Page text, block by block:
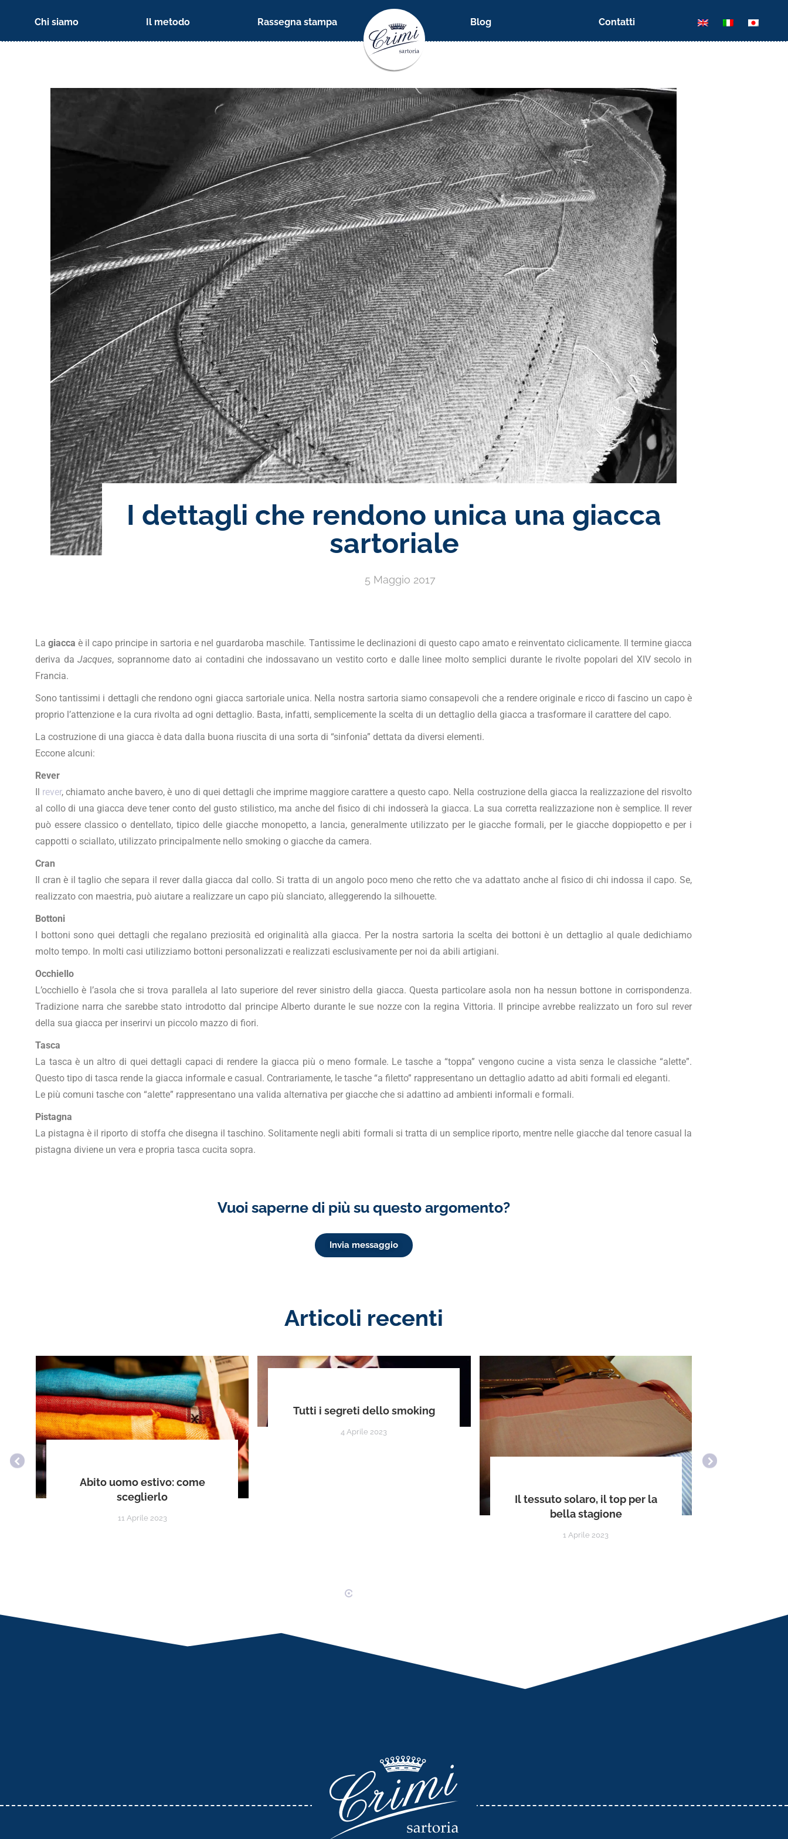
Chi siamo Il metodo Rassegna stampa Blog Contatti
I dettagli che rendono unica una giacca
sartoriale
5 Maggio 2017
Lagiacca è il capo principe in sartoria e nel guardaroba maschile. Tantissime le declinazioni di questo capo amato e reinventato ciclicamente.
Il termine giacca
deriva daJacques, soprannome dato ai contadini che indossavano un vestito corto e dalle linee molto semplici durante le rivolte popolari del XIV secolo in
Francia.
Sono tantissimi i dettagli che rendono ogni giacca sartoriale unica. Nella nostra sartoria siamo consapevoli che a rendere originale e ricco di fascino un capo è
proprio l’attenzione e la cura rivolta ad ogni dettaglio. Basta, infatti, semplicemente la scelta di un dettaglio della giacca a trasformare il carattere del capo.
La costruzione di una giacca è data dalla buona riuscita di una sorta di “sinfonia” dettata da diversi elementi.
Eccone alcuni:
Rever
rever, chiamato anche bavero, è uno di quei dettagli che imprime maggiore carattere a questo capo. Nella costruzione della giacca la realizzazione del risvolto
al collo di una giacca deve tener conto del gusto stilistico, ma anche del fisico di chi indosserà la giacca. La sua corretta realizzazione non è semplice. Il rever
può essere classico o dentellato, tipico delle giacche monopetto, a lancia, generalmente utilizzato per le giacche formali, per le giacche doppiopetto e per i
cappotti o sciallato, utilizzato principalmente nello smoking o giacche da camera.
Cran
Il cran è il taglio che separa il rever dalla giacca dal collo. Si tratta di un angolo poco meno che retto che va adattato anche al fisico di chi indossa il capo. Se,
realizzato con maestria, può aiutare a realizzare un capo più slanciato, alleggerendo la silhouette.
Bottoni
I bottoni sono quei dettagli che regalano preziosità ed originalità alla giacca. Per la nostra sartoria la scelta dei bottoni è un dettaglio al quale dedichiamo
molto tempo. In molti casi utilizziamo bottoni personalizzati e realizzati esclusivamente per noi da abili artigiani.
Occhiello
L’occhiello è l’asola che si trova parallela al lato superiore del rever sinistro della giacca. Questa particolare asola non ha nessun bottone in corrispondenza.
Tradizione narra che sarebbe stato introdotto dal principe Alberto durante le sue nozze con la regina Vittoria. Il principe avrebbe realizzato un foro sul rever
della sua giacca per inserirvi un piccolo mazzo di fiori.
Tasca
La tasca è un altro di quei dettagli capaci di rendere la giacca più o meno formale. Le tasche a “toppa” vengono cucine a vista senza le classiche “alette”.
Questo tipo di tasca rende la giacca informale e casual. Contrariamente, le tasche “a filetto” rappresentano un dettaglio adatto ad abiti formali ed eleganti.
Le più comuni tasche con “alette” rappresentano una valida alternativa per giacche che si adattino ad ambienti informali e formali.
Pistagna
La pistagna è il riporto di stoffa che disegna il taschino. Solitamente negli abiti formali si tratta di un semplice riporto, mentre nelle giacche dal tenore casual la
pistagna diviene un vera e propria tasca cucita sopra.
Vuoi saperne di più su questo argomento?
Invia messaggio
Articoli recenti
Abito uomo estivo: come
sceglierlo
11 Aprile 2023
Tutti i segreti dello smoking
4 Aprile 2023
Il tessuto solaro, il top per la
bella stagione
1 Aprile 2023